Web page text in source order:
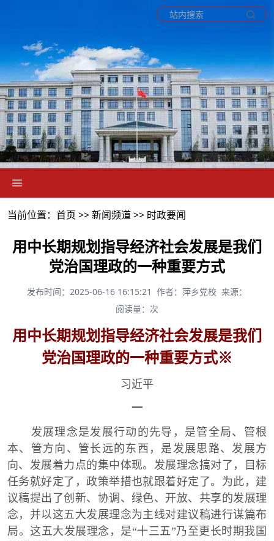
当前位置：首页 >>新闻频道>> 时政要闻
用中长期规划指导经济社会发展是我们
党治国理政的一种重要方式
发布时间：2025-06-16 16:15:21 作者：萍乡党校 来源：
阅读量： 次
用中长期规划指导经济社会发展是我们
党治国理政的一种重要方式※
习近平
一
发展理念是发展行动的先导，是管全局、管根
本、管方向、管长远的东西，是发展思路、发展方
向、发展着力点的集中体现。发展理念搞对了，目标
任务就好定了，政策举措也就跟着好定了。为此，建
议稿提出了创新、协调、绿色、开放、共享的发展理
念，并以这五大发展理念为主线对建议稿进行谋篇布
局。这五大发展理念，是“十三五”乃至更长时期我国